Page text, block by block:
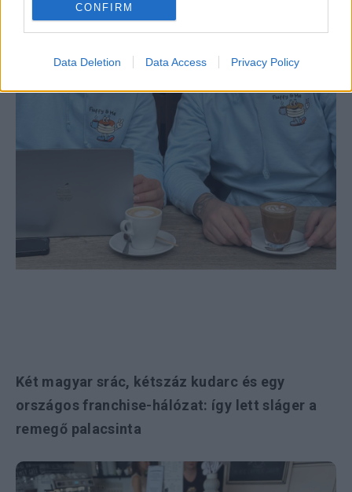
CONFIRM
Data Deletion Data Access Privacy Policy
Két magyar srác, kétszáz kudarc és egy
országos franchise-hálózat: így lett sláger a
remegő palacsinta